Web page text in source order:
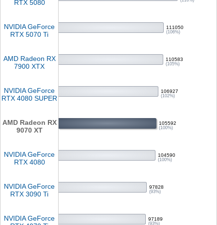
RTX 5080
NVIDIA GeForce
RTX 5070 Ti
111050
(106%)
AMD Radeon RX
7900 XTX
110583
(105%)
NVIDIA GeForce
RTX 4080 SUPER
106927
(102%)
AMD Radeon RX
9070 XT
105592
(100%)
NVIDIA GeForce
RTX 4080
104590
(100%)
NVIDIA GeForce
RTX 3090 Ti
97828
(93%)
NVIDIA GeForce
97189
(93%)